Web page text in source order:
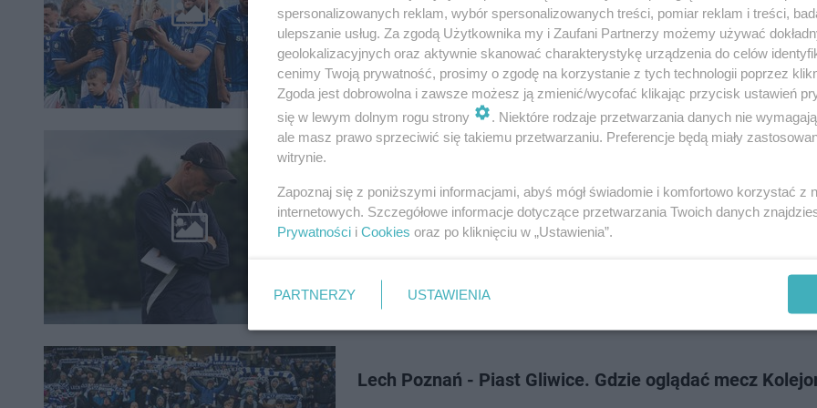
Piastem Gliwice. Po meczu dziesiątki tysięcy kibiców świętowało sukces z
podczas mistrzowskiej fety. …
Znamy harmonogram przygotowań Lecha Poznań do
Lech Poznań wciąż toczy walkę o mistrzostwo Polski w bieżącym sezonie.
działają jednak do przodu i już teraz przedstawili swoje plany dotyczące
Lech Poznań - Piast Gliwice. Gdzie oglądać mecz
spersonalizowanych reklam, wybór spersonalizowanych treści, pomiar reklam i treści,
ulepszanie usług. Za zgodą Użytkownika my i Zaufani Partnerzy możemy używać
geolokalizacyjnych oraz aktywnie skanować charakterystykę urządzenia do celów
cenimy Twoją prywatność, prosimy o zgodę na korzystanie z tych technologii poprzez
Zgoda jest dobrowolna i zawsze możesz ją zmienić/wycofać klikając przycisk ustawień
się w lewym dolnym rogu strony
. Niektóre rodzaje przetwarzania danych nie
ale masz prawo sprzeciwić się takiemu przetwarzaniu. Preferencje będą miały
witrynie.
Zapoznaj się z poniższymi informacjami, abyś mógł świadomie i komfortowo korzystać z
internetowych. Szczegółowe informacje dotyczące przetwarzania Twoich danych
Prywatności i Cookies oraz po kliknięciu w „Ustawienia”.
PARTNERZY USTAWIENIA